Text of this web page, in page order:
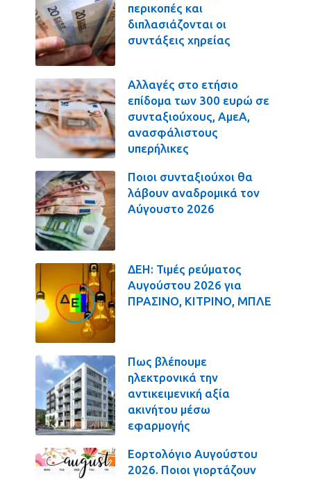
περικοπές και
διπλασιάζονται οι
συντάξεις χηρείας
Αλλαγές στο ετήσιο
επίδομα των 300 ευρώ σε
συνταξιούχους, ΑμεΑ,
ανασφάλιστους
υπερήλικες
Ποιοι συνταξιούχοι θα
λάβουν αναδρομικά τον
Αύγουστο 2026
ΔΕΗ: Τιμές ρεύματος
Αυγούστου 2026 για
ΠΡΑΣΙΝΟ, ΚΙΤΡΙΝΟ, ΜΠΛΕ
Πως βλέπουμε
ηλεκτρονικά την
αντικειμενική αξία
ακινήτου μέσω
εφαρμογής
Εορτολόγιο Αυγούστου
2026. Ποιοι γιορτάζουν